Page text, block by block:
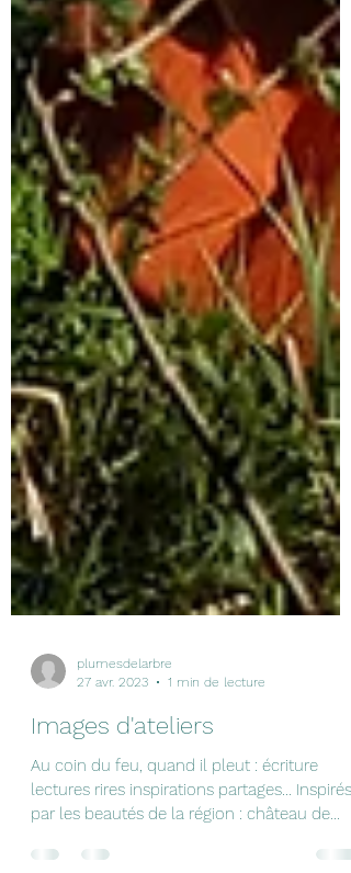
plumesdelarbre
27 avr. 2023
1 min de lecture
Images d'ateliers
Au coin du feu, quand il pleut : écriture